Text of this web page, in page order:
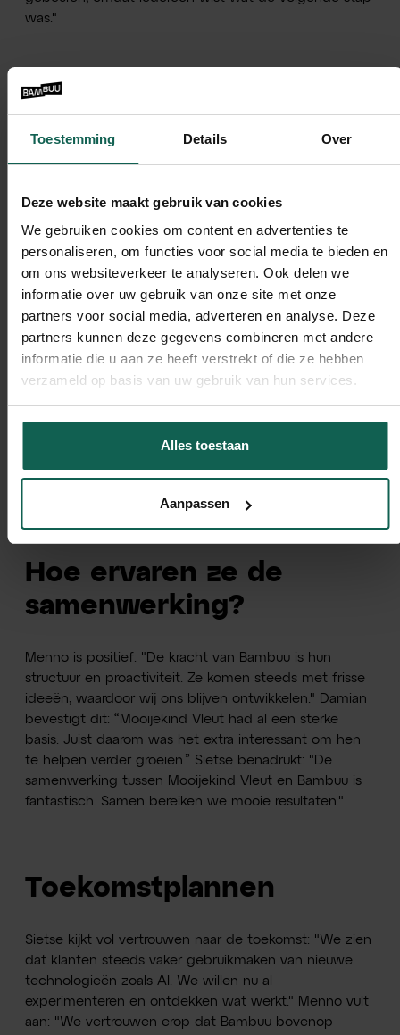
Toestemming Details Over
Deze website maakt gebruik van cookies
We gebruiken cookies om content en advertenties te
personaliseren, om functies voor social media te bieden en
om ons websiteverkeer te analyseren. Ook delen we
informatie over uw gebruik van onze site met onze
partners voor social media, adverteren en analyse. Deze
partners kunnen deze gegevens combineren met andere
informatie die u aan ze heeft verstrekt of die ze hebben
verzameld op basis van uw gebruik van hun services.
Alles toestaan
Aanpassen
was."
Menno is enthousiast: “De regelmatige check-ins
zorgden ervoor dat we steeds opnieuw kritisch naar
onze marketing keken. Bambuu hield ons actief op de
Resultaten en impact
De samenwerking leidde tot indrukwekkende
verbeteringen in 3 jaar tijd:
30% van menselijke handelingen werd
80% groei in conversiepercentage op de website.
80% groei in volgers op social media.
Hoe ervaren ze de
samenwerking?
Menno is positief: "De kracht van Bambuu is hun
structuur en proactiviteit. Ze komen steeds met frisse
ideeën, waardoor wij ons blijven ontwikkelen." Damian
bevestigt dit: “Mooijekind Vleut had al een sterke
basis. Juist daarom was het extra interessant om hen
te helpen verder groeien.” Sietse benadrukt: "De
samenwerking tussen Mooijekind Vleut en Bambuu is
fantastisch. Samen bereiken we mooie resultaten."
Toekomstplannen
Sietse kijkt vol vertrouwen naar de toekomst: "We zien
dat klanten steeds vaker gebruikmaken van nieuwe
technologieën zoals AI. We willen nu al
experimenteren en ontdekken wat werkt." Menno vult
aan: "We vertrouwen erop dat Bambuu bovenop